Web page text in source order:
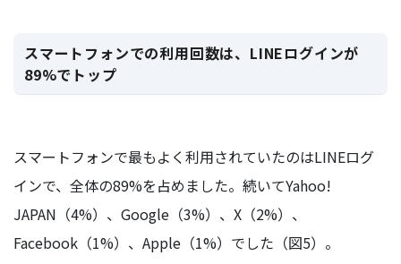
スマートフォンでの利用回数は、LINEログインが
89%でトップ
スマートフォンで最もよく利用されていたのはLINEログ
インで、全体の89%を占めました。続いてYahoo!
JAPAN（4%）、Google（3%）、X（2%）、
Facebook（1%）、Apple（1%）でした（図5）。